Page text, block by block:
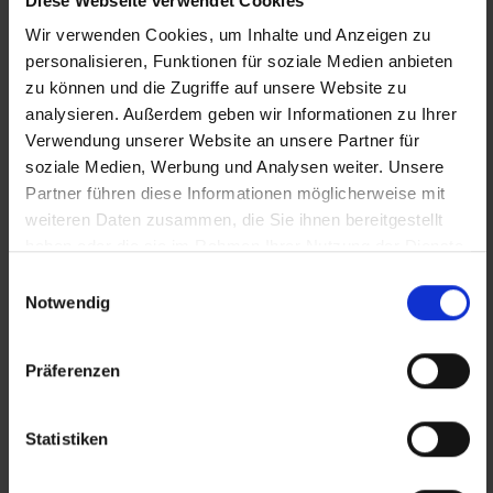
Wir verwenden Cookies, um Inhalte und Anzeigen zu
personalisieren, Funktionen für soziale Medien anbieten
zu können und die Zugriffe auf unsere Website zu
analysieren. Außerdem geben wir Informationen zu Ihrer
Verwendung unserer Website an unsere Partner für
soziale Medien, Werbung und Analysen weiter. Unsere
Partner führen diese Informationen möglicherweise mit
weiteren Daten zusammen, die Sie ihnen bereitgestellt
Notwendig
Präferenzen
Statistiken
+43 1 585 39 91
Die Inhalte unserer Webseite können Spuren von KI
enthalten. Nähere Details entnehmen Sie bitte
unseremKI Manifest
Aktuelle Jobs
Mo - Do: 08.00 bis 16.45 Uhr